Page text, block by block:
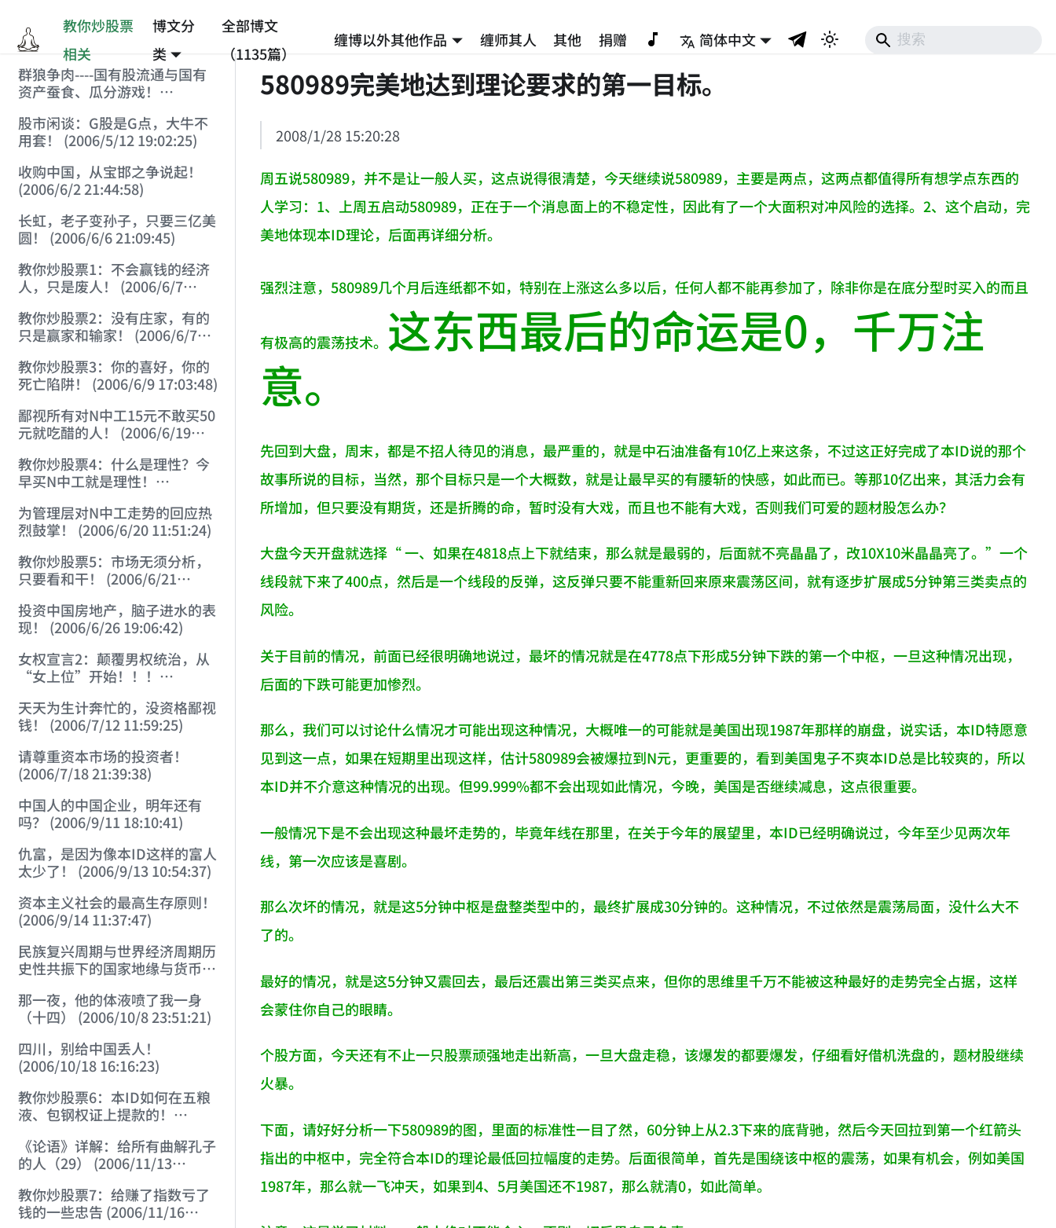
教你炒股票
相关
博文分
类
全部博文
（1135篇）
缠博以外其他作品 缠师其人 其他 捐赠
简体中文
群狼争肉----国有股流通与国有
资产蚕食、瓜分游戏！
股市闲谈：G股是G点，大牛不
用套！ (2006/5/12 19:02:25)
收购中国，从宝邯之争说起！
(2006/6/2 21:44:58)
长虹，老子变孙子，只要三亿美
圆！ (2006/6/6 21:09:45)
教你炒股票1：不会赢钱的经济
人，只是废人！ (2006/6/7
教你炒股票2：没有庄家，有的
只是赢家和输家！ (2006/6/7
教你炒股票3：你的喜好，你的
死亡陷阱！ (2006/6/9 17:03:48)
鄙视所有对N中工15元不敢买50
元就吃醋的人！ (2006/6/19
教你炒股票4：什么是理性？今
早买N中工就是理性！
为管理层对N中工走势的回应热
烈鼓掌！ (2006/6/20 11:51:24)
教你炒股票5：市场无须分析，
只要看和干！ (2006/6/21
投资中国房地产，脑子进水的表
现！ (2006/6/26 19:06:42)
女权宣言2：颠覆男权统治，从
“女上位”开始！！！
天天为生计奔忙的，没资格鄙视
钱！ (2006/7/12 11:59:25)
请尊重资本市场的投资者！
(2006/7/18 21:39:38)
中国人的中国企业，明年还有
吗？ (2006/9/11 18:10:41)
仇富，是因为像本ID这样的富人
太少了！ (2006/9/13 10:54:37)
资本主义社会的最高生存原则！
(2006/9/14 11:37:47)
民族复兴周期与世界经济周期历
史性共振下的国家地缘与货币战
那一夜，他的体液喷了我一身
（十四） (2006/10/8 23:51:21)
四川，别给中国丢人！
(2006/10/18 16:16:23)
教你炒股票6：本ID如何在五粮
液、包钢权证上提款的！
《论语》详解：给所有曲解孔子
的人（29） (2006/11/13
教你炒股票7：给赚了指数亏了
钱的一些忠告 (2006/11/16
580989完美地达到理论要求的第一目标。
2008/1/28 15:20:28
周五说580989，并不是让一般人买，这点说得很清楚，今天继续说580989，主要是两点，这两点都值得所有想学点东西的
人学习：1、上周五启动580989，正在于一个消息面上的不稳定性，因此有了一个大面积对冲风险的选择。2、这个启动，完
美地体现本ID理论，后面再详细分析。
强烈注意，580989几个月后连纸都不如，特别在上涨这么多以后，任何人都不能再参加了，除非你是在底分型时买入的而且
有极高的震荡技术。 这东西最后的命运是0，千万注
意。
先回到大盘，周末，都是不招人待见的消息，最严重的，就是中石油准备有10亿上来这条，不过这正好完成了本ID说的那个
故事所说的目标，当然，那个目标只是一个大概数，就是让最早买的有腰斩的快感，如此而已。等那10亿出来，其活力会有
所增加，但只要没有期货，还是折腾的命，暂时没有大戏，而且也不能有大戏，否则我们可爱的题材股怎么办？
大盘今天开盘就选择“ 一、如果在4818点上下就结束，那么就是最弱的，后面就不亮晶晶了，改10X10米晶晶亮了。”一个
线段就下来了400点，然后是一个线段的反弹，这反弹只要不能重新回来原来震荡区间，就有逐步扩展成5分钟第三类卖点的
风险。
关于目前的情况，前面已经很明确地说过，最坏的情况就是在4778点下形成5分钟下跌的第一个中枢，一旦这种情况出现，
后面的下跌可能更加惨烈。
那么，我们可以讨论什么情况才可能出现这种情况，大概唯一的可能就是美国出现1987年那样的崩盘，说实话，本ID特愿意
见到这一点，如果在短期里出现这样，估计580989会被爆拉到N元，更重要的，看到美国鬼子不爽本ID总是比较爽的，所以
本ID并不介意这种情况的出现。但99.999%都不会出现如此情况，今晚，美国是否继续减息，这点很重要。
一般情况下是不会出现这种最坏走势的，毕竟年线在那里，在关于今年的展望里，本ID已经明确说过，今年至少见两次年
线，第一次应该是喜剧。
那么次坏的情况，就是这5分钟中枢是盘整类型中的，最终扩展成30分钟的。这种情况，不过依然是震荡局面，没什么大不
了的。
最好的情况，就是这5分钟又震回去，最后还震出第三类买点来，但你的思维里千万不能被这种最好的走势完全占据，这样
会蒙住你自己的眼睛。
个股方面，今天还有不止一只股票顽强地走出新高，一旦大盘走稳，该爆发的都要爆发，仔细看好借机洗盘的，题材股继续
火暴。
下面，请好好分析一下580989的图，里面的标准性一目了然，60分钟上从2.3下来的底背驰，然后今天回拉到第一个红箭头
指出的中枢中，完全符合本ID的理论最低回拉幅度的走势。后面很简单，首先是围绕该中枢的震荡，如果有机会，例如美国
1987年，那么就一飞冲天，如果到4、5月美国还不1987，那么就清0，如此简单。